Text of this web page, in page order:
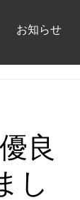
お知らせ
良
し